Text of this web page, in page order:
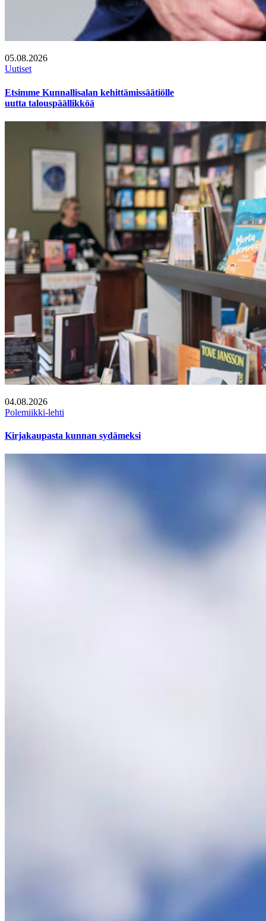
05.08.2026
Uutiset
Etsimme Kunnallisalan kehittämissäätiölle
uutta talouspäällikköä
04.08.2026
Polemiikki-lehti
Kirjakaupasta kunnan sydämeksi